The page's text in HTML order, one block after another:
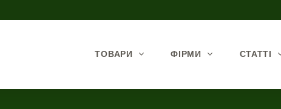
ТОВАРИ ФІРМИ СТАТТІ